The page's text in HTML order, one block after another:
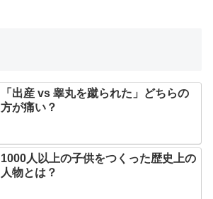
「出産 vs 睾丸を蹴られた」どちらの
方が痛い？
1000人以上の子供をつくった歴史上の
人物とは？